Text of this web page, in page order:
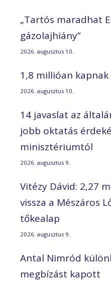
„Tartós maradhat
gázolajhiány”
2026. augusztus 10.
1,8 millióan
2026. augusztus 10.
14 javaslat az
jobb oktatás
minisztériumtól
2026. augusztus 9.
Vitézy Dávid: 2,27
vissza a Mészáros
tőkealap
2026. augusztus 9.
Antal Nimród
megbízást kapott